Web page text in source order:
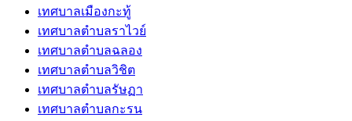
เทศบาลเมืองกะทู้
เทศบาลตำบลราไวย์
เทศบาลตำบลฉลอง
เทศบาลตำบลวิชิต
เทศบาลตำบลรัษฏา
เทศบาลตำบลกะรน